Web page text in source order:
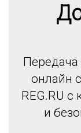
онлайн
REG.RU
и